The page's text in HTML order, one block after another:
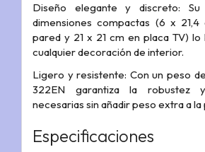
Diseño elegante y discreto:
dimensiones compactas (6 x
pared y 21 x 21 cm en placa TV) lo
cualquier decoración de interior.
Ligero y resistente: Con un peso de
322EN garantiza la robustez
necesarias sin añadir peso extra a la
Especificaciones